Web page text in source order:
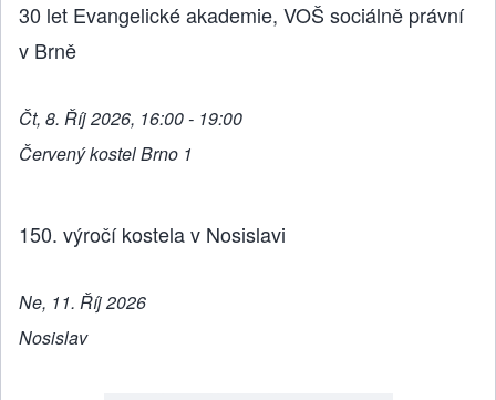
30 let Evangelické akademie, VOŠ sociálně právní
v Brně
Čt, 8. Říj 2026, 16:00 - 19:00
Červený kostel Brno 1
150. výročí kostela v Nosislavi
Ne, 11. Říj 2026
Nosislav